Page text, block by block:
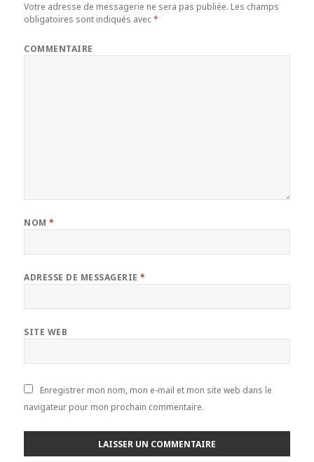
Votre adresse de messagerie ne sera pas publiée. Les champs
obligatoires sont indiqués avec*
COMMENTAIRE
NOM*
ADRESSE DE MESSAGERIE*
SITE WEB
Enregistrer mon nom, mon e-mail et mon site web dans le
navigateur pour mon prochain commentaire.